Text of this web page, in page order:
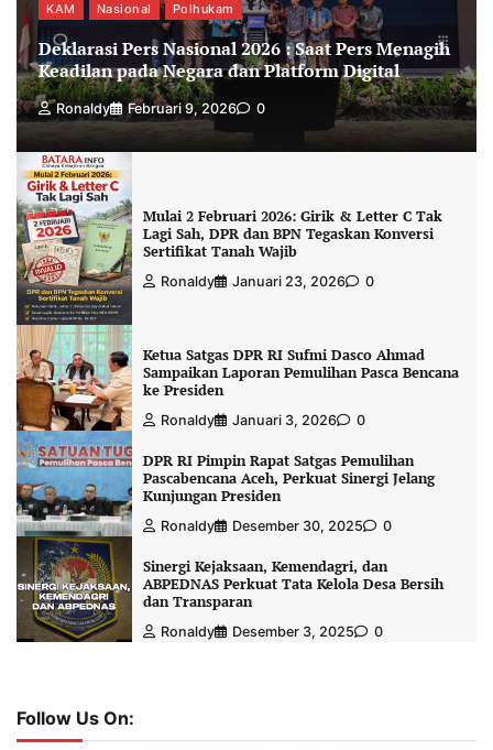
KAM Nasional Polhukam
Deklarasi Pers Nasional 2026 : Saat Pers Menagih
Keadilan pada Negara dan Platform Digital
Ronaldy Februari 9, 2026 0
Mulai 2 Februari 2026: Girik & Letter C Tak
Lagi Sah, DPR dan BPN Tegaskan Konversi
Sertifikat Tanah Wajib
Ronaldy Januari 23, 2026 0
Ketua Satgas DPR RI Sufmi Dasco Ahmad
Sampaikan Laporan Pemulihan Pasca Bencana
ke Presiden
Ronaldy Januari 3, 2026 0
DPR RI Pimpin Rapat Satgas Pemulihan
Pascabencana Aceh, Perkuat Sinergi Jelang
Kunjungan Presiden
Ronaldy Desember 30, 2025 0
Sinergi Kejaksaan, Kemendagri, dan
ABPEDNAS Perkuat Tata Kelola Desa Bersih
dan Transparan
Ronaldy Desember 3, 2025 0
Follow Us On: